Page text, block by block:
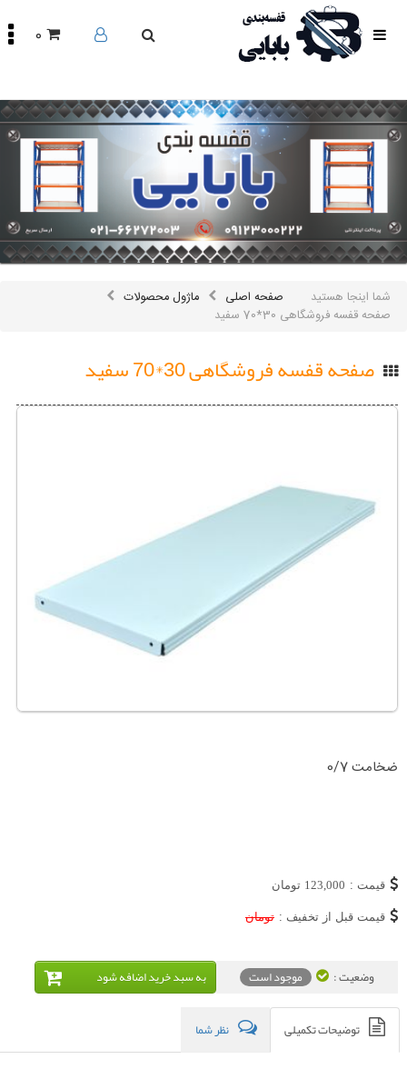
محصولات
مقالات
درباره
تماس
باما
اینستاگرام
سایر
لینک
ها
0
شما اینجا هستید صفحه اصلی
ماژول محصولات
صفحه قفسه فروشگاهی 30*70 سفید
صفحه قفسه فروشگاهی 30*70 سفید
ضخامت 0/7
قیمت : 123,000 تومان
قیمت قبل از تخفیف : تومان
وضعیت : موجود است به سبد خريد اضافه شود
توضیحات تکمیلی نظر شما